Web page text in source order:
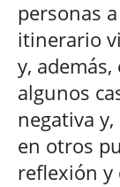
personas
itinerario
y,
algunos
negativa
en otros
reflexión y